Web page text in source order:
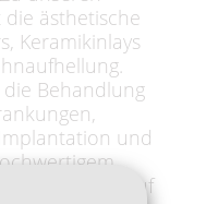
ästhetische
Keramikinlays
Behandlung
und
legen wir auf